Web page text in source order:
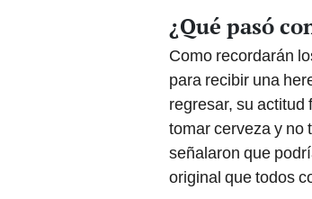
¿Qué pasó
Como recordarán
para recibir una
regresar, su
tomar cerveza y no
señalaron que
original que todos